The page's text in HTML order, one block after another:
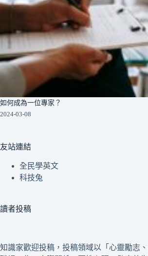
如何成為一位專家？
2024-03-08
友站連結
全民學英文
科技兔
讀者投稿
知識家歡迎投稿，投稿領域以「心靈勵志、